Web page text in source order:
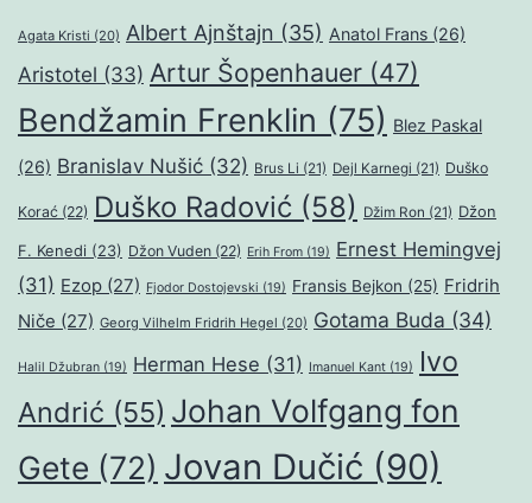
Agata Kristi (20) Albert Ajnštajn (35) Anatol Frans (26)
Aristotel (33) Artur Šopenhauer (47)
Bendžamin Frenklin (75) Blez Paskal
(26) Branislav Nušić (32) Brus Li (21) Dejl Karnegi (21) Duško
Korać (22) Duško Radović (58) Džim Ron (21) Džon
F. Kenedi (23) Džon Vuden (22) Erih From (19) Ernest Hemingvej
(31) Ezop (27) Fjodor Dostojevski (19) Fransis Bejkon (25) Fridrih
Niče (27) Georg Vilhelm Fridrih Hegel (20) Gotama Buda (34)
Halil Džubran (19) Herman Hese (31) Imanuel Kant (19)
Ivo
Andrić (55) Johan Volfgang fon
Gete (72) Jovan Dučić (90)